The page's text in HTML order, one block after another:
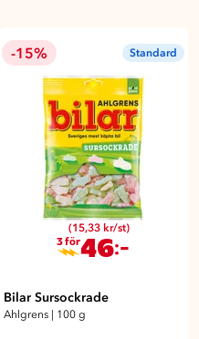
-15% Standard
(15,33 kr/st)
3 för46:-
Bilar Sursockrade
Ahlgrens 100 g